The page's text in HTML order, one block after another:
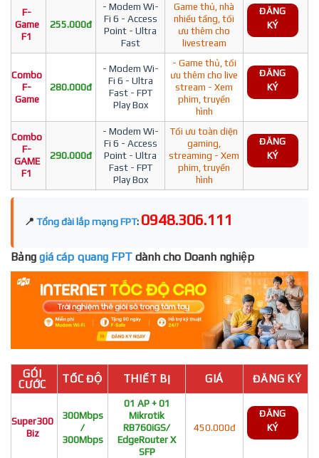
F-
Game
F1
255.000đ
- Modem Wi-
Fi 6 - Access
Point - Ultra
Fast
Game thủ, nhà
nhiều tầng, tối
ưu thêm cho
livestream
ĐĂNG
KÝ
Combo
F-
Game
280.000đ
- Modem Wi-
Fi 6 - Ultra
Fast - FPT
Play Box
- Game thủ, tối
ưu thêm cho live
stream - Xem
phim, truyền
hình
ĐĂNG
KÝ
Combo
F-
GAME
F1
290.000đ
- Modem Wi-
Fi 6 - Access
Point - Ultra
Fast - FPT
Play Box
Tối ưu toàn diện
gaming,
streaming - Xem
phim, truyền
hình
ĐĂNG
KÝ
📍 Tổng đài lắp mạng FPT: 0948.306.111
Bảng giá cáp quang FPT dành cho Doanh nghiệp
GÓI
CƯỚC
TỐC ĐỘ THIẾT BỊ GIÁ ĐĂNG KÝ
Super300
Biz
300Mbps
/
300Mbps
01 AP + 01
Mikrotik
RB760iGS/
EdgeRouter X
SFP
450.000đ
ĐĂNG
KÝ